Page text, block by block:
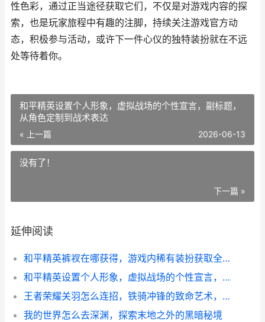
性色彩，通过正当途径获取它们，不仅是对游戏内容的探
索，也是玩家旅程中有趣的注脚，持续关注游戏官方动
态，积极参与活动，或许下一件心仪的独特装扮就在不远
处等待着你。
和平精英设置个人形象，虚拟战场的个性宣言，副标题，
从角色定制到战术表达
« 上一篇 2026-06-13
没有了！
下一篇 »
延伸阅读
和平精英裤衩在哪获得，游戏内稀有装扮获取全解析
和平精英设置个人形象，虚拟战场的个性宣言，副标题，从角色定制到战术表达
王者荣耀关羽怎么连招，铁骑冲锋的致命艺术，副标题，刀锋所向马蹄踏破山河
我的世界怎么去深渊，探索末地之外的黑暗秘境